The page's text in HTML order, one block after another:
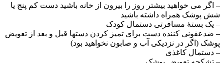
– اگر می­ خواهید بیشتر روز را بیرون از خانه باشید دست کم پنج یا
شش پوشک همراه داشته باشید
– یک بستۀ مسافرتی دستمال کودک
– ضدعفونی کننده دست برای تمیز کردن دست­ها قبل و بعد از تعویض
پوشک (اگر در نزدیکی آب و صابون نخواهید بود)
– دستمال کاغذی